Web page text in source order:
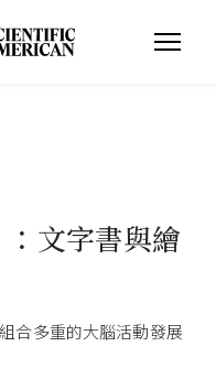
文字書與繪
合多重的大腦活動發展